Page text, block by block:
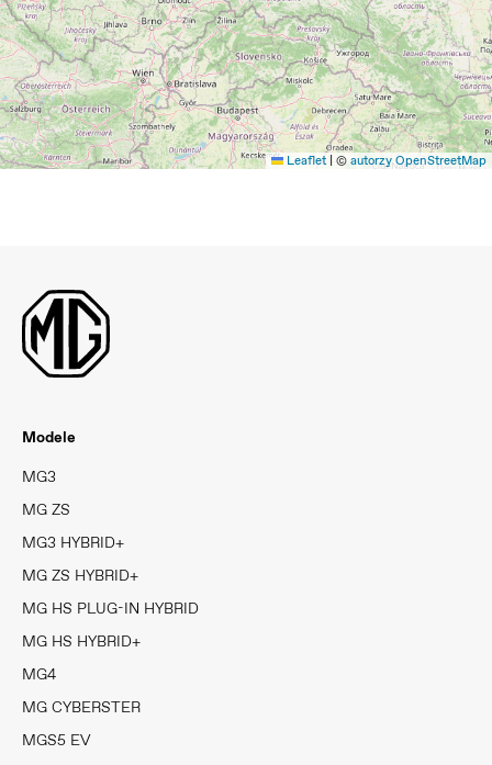
Leaflet © autorzy OpenStreetMap
Modele
MG3
MG ZS
MG3 HYBRID+
MG ZS HYBRID+
MG HS PLUG-IN HYBRID
MG HS HYBRID+
MG4
MG CYBERSTER
MGS5 EV